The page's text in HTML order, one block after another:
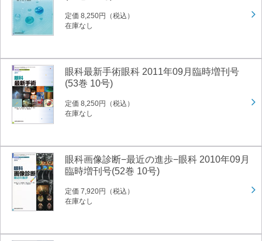
定価 8,250円（税込）
在庫なし
眼科最新手術眼科 2011年09月臨時増刊号
(53巻 10号)
定価 8,250円（税込）
在庫なし
眼科画像診断−最近の進歩−眼科 2010年09月
臨時増刊号(52巻 10号)
定価 7,920円（税込）
在庫なし